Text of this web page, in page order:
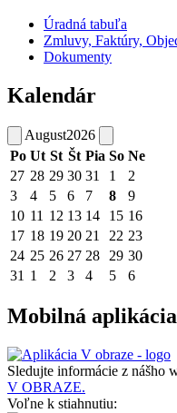
Úradná tabuľa
Zmluvy, Faktúry,
Dokumenty
Kalendár
August2026
Po Ut St Št Pia So Ne
27 28 29 30 31 1
2
3
4 5 6 7 8
9
10 11 12 13 14 15 16
17 18 19 20 21 22 23
24 25 26 27 28 29 30
31 1 2 3 4 5 6
Mobilná aplikácia
Sledujte informácie z nášho
V OBRAZE.
Voľne k stiahnutiu: